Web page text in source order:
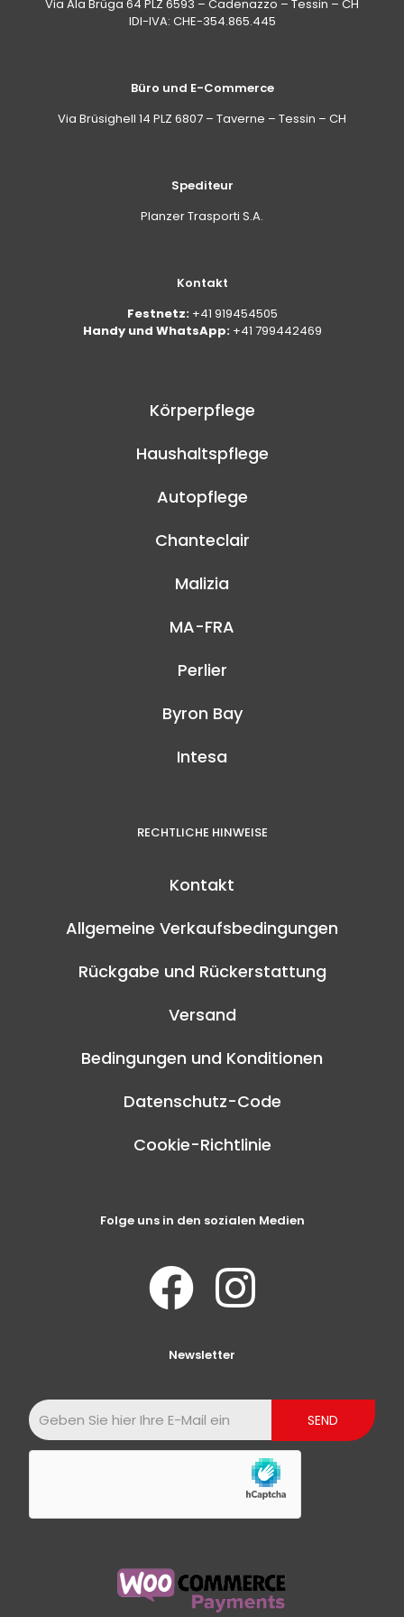
tiefgehende Materialwiederherstellung.
Via Ala Brüga 64 PLZ 6593 – Cadenazzo – Tessin – CH
IDI-IVA: CHE-354.865.445
Büro und E-Commerce
Via Brüsighell 14 PLZ 6807 – Taverne – Tessin – CH
Spediteur
Planzer Trasporti S.A.
Kontakt
Festnetz: +41 919454505
Handy und WhatsApp: +41 799442469
Körperpflege
Haushaltspflege
Autopflege
Chanteclair
Malizia
MA-FRA
Perlier
Byron Bay
Intesa
RECHTLICHE HINWEISE
Kontakt
Allgemeine Verkaufsbedingungen
Rückgabe und Rückerstattung
Versand
Bedingungen und Konditionen
Datenschutz-Code
Cookie-Richtlinie
Folge uns in den sozialen Medien
Newsletter